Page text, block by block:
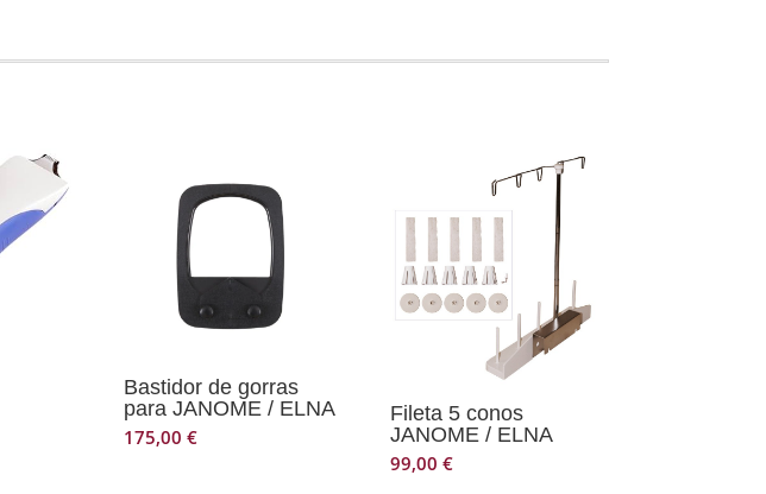
Bastidor de gorras
para JANOME / ELNA
175,00€
Fileta 5 conos
JANOME / ELNA
99,00€